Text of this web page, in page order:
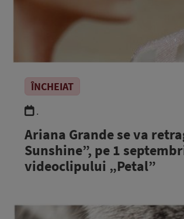
ÎNCHEIAT
.
Ariana Grande se va
Sunshine”, pe 1
videoclipului „Petal”